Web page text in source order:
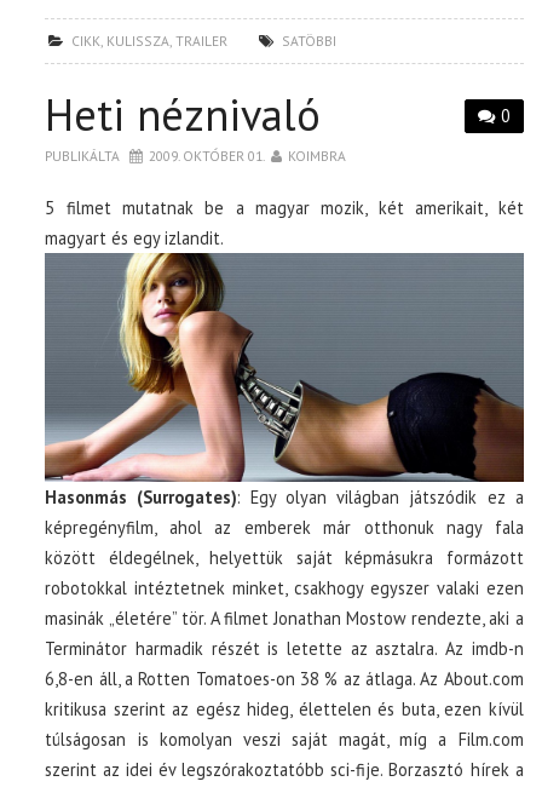
CIKK, KULISSZA,TRAILER SATÖBBI
0
Heti néznivaló
PUBLIKÁLTA 2009. OKTÓBER 01. KOIMBRA
5 filmet mutatnak be a magyar mozik, két amerikait, két
magyart és egy izlandit.
Hasonmás (Surrogates): Egy olyan világban játszódik ez a
képregényfilm, ahol az emberek már otthonuk nagy fala
között éldegélnek, helyettük saját képmásukra formázott
robotokkal intéztetnek minket, csakhogy egyszer valaki ezen
masinák „életére” tör. A filmet Jonathan Mostow rendezte, aki a
Terminátor harmadik részét is letette az asztalra. Az imdb-n
6,8-en áll, a Rotten Tomatoes-on 38 % az átlaga. Az About.com
kritikusa szerint az egész hideg, élettelen és buta, ezen kívül
túlságosan is komolyan veszi saját magát, míg a Film.com
szerint az idei év legszórakoztatóbb sci-fije. Borzasztó hírek a